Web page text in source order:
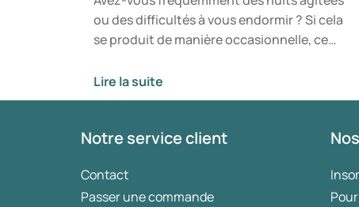
ou des difficultés à vous endormir ? Si cela
se produit de manière occasionnelle, ce
corps dispose de mécanismes naturels
pour se rétablir. Toutefois, lorsque ces
peuvent entraîner des perturbations
fonctionnement quotidien et provoquer
des symptômes tels que des troubles de la
Lire la suite
Notre service client
Contact
Passer une commande